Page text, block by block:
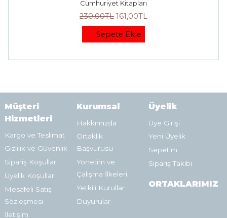
Cumhuriyet Kitapları
230,00TL 161,00TL
Sepete Ekle
Müşteri
Hizmetleri
Kargo ve Teslimat
Gizlilik ve Güvenlik
Sipariş Koşulları
Üyelik Koşulları
Mesafeli Satış
Sözleşmesi
İletişim
Kurumsal
Hakkımızda
Ortaklık
Başvurusu
Yönetim ve
Çalışma İlkeleri
Yetkili Kurullar
Duyurular
Üyelik
Üye Girişi
Yeni Üyelik
Sepetim
Sipariş Takibi
ORTAKLARIMIZ